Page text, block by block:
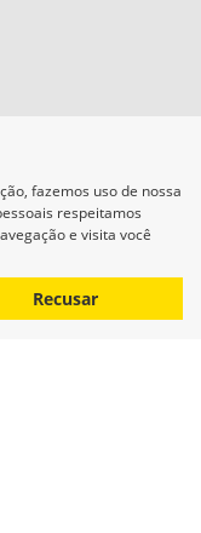
fazemos uso de nossa
respeitamos
e visita você
Recusar